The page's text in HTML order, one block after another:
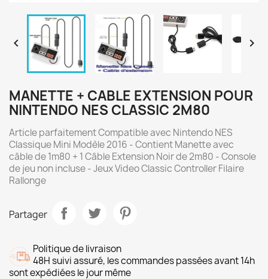
 
MANETTE + CABLE EXTENSION POUR
NINTENDO NES CLASSIC 2M80
Article parfaitement Compatible avec Nintendo NES
Classique Mini Modèle 2016 - Contient Manette avec
câble de 1m80 + 1 Câble Extension Noir de 2m80 - Console
de jeu non incluse - Jeux Video Classic Controller Filaire
Rallonge
Partager
Politique de livraison
48H suivi assuré, les commandes passées avant 14h
sont expédiées le jour même